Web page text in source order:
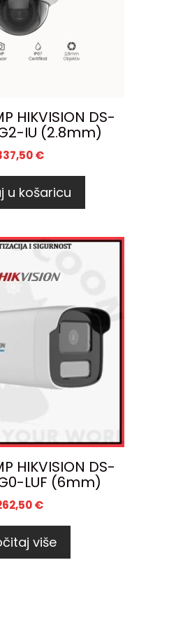
HIKVISION DS-
IU (2.8mm)
€
u košaricu
HIKVISION DS-
LUF (6mm)
€
više